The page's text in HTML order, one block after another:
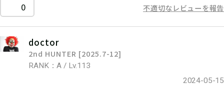
0 不適切なレビューを報告
doctor
2nd HUNTER [2025.7-12]
RANK：A / Lv.113
2024-05-15